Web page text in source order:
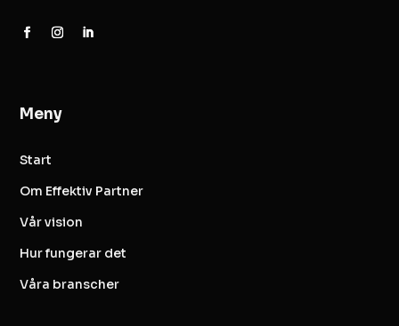
Meny
Start
Om Effektiv Partner
Vår vision
Hur fungerar det
Våra branscher